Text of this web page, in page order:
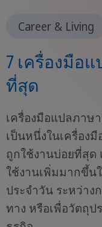
Career & Living
7 เครื่องมือ
ที่สุด
เครื่องมือแปลภาษ
เป็นหนึ่งในเครื่อง
ถูกใช้งานบ่อยที่สุด
ใช้งานเพิ่มมากขึ้น
ประจำวัน ระหว่าง
ทาง หรือเพื่อวัตถุป